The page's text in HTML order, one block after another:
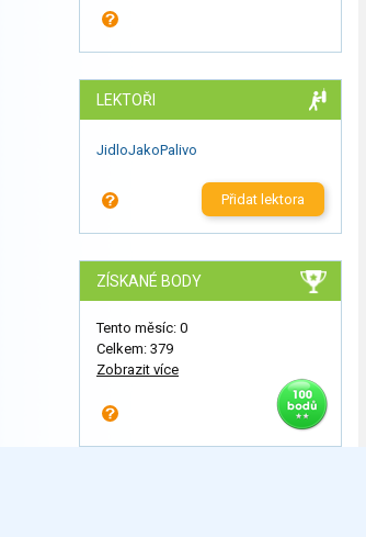
LEKTOŘI
JidloJakoPalivo
Přidat lektora
ZÍSKANÉ BODY
Tento měsíc: 0
Celkem: 379
Zobrazit více